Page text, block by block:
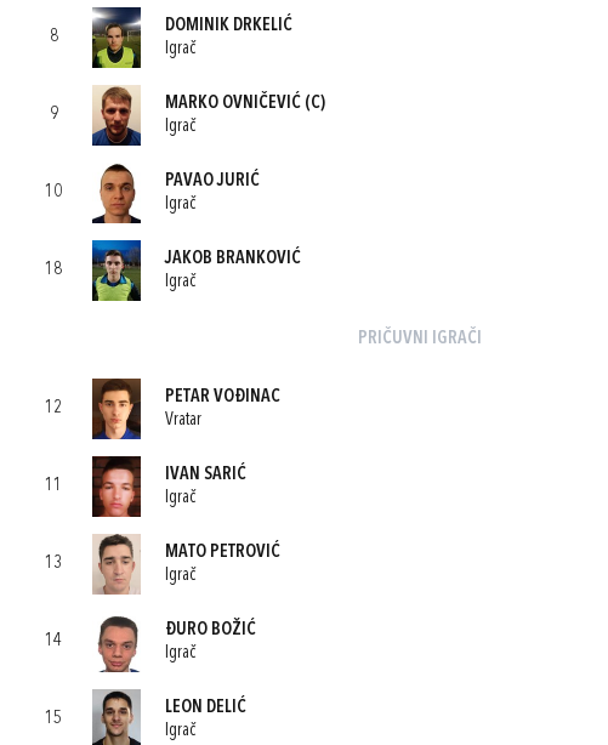
8
DOMINIK DRKELIĆ
Igrač
9
MARKO OVNIČEVIĆ (C)
Igrač
10
PAVAO JURIĆ
Igrač
18
JAKOB BRANKOVIĆ
Igrač
PRIČUVNI IGRAČI
12
PETAR VOĐINAC
Vratar
11
IVAN SARIĆ
Igrač
13
MATO PETROVIĆ
Igrač
14
ĐURO BOŽIĆ
Igrač
15
LEON DELIĆ
Igrač